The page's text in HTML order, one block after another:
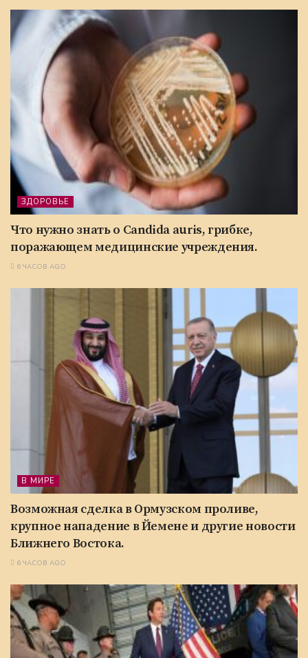
ЗДОРОВЬЕ
Что нужно знать о Candida auris, грибке,
поражающем медицинские учреждения.
6 ЧАСОВ AGO
В МИРЕ
Возможная сделка в Ормузском проливе,
крупное нападение в Йемене и другие новости
Ближнего Востока.
6 ЧАСОВ AGO